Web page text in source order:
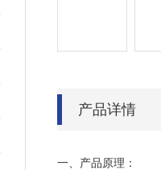
产品详情
一、产品原理：